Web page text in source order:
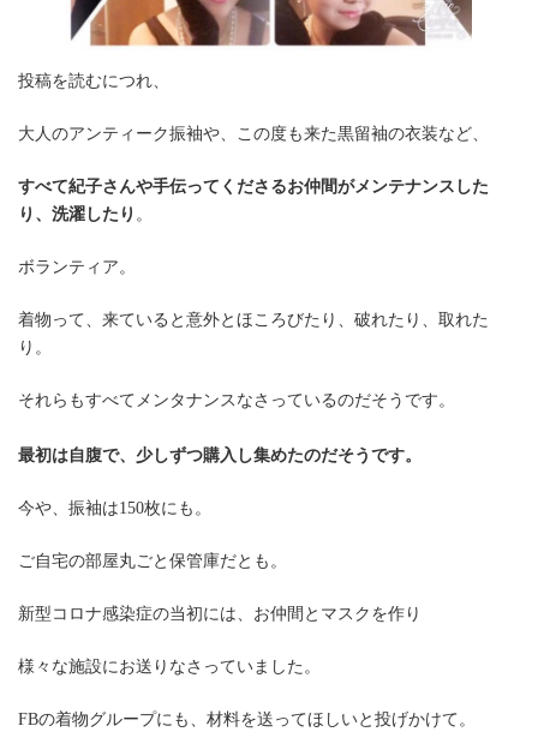
投稿を読むにつれ、
大人のアンティーク振袖や、この度も来た黒留袖の衣装など、
すべて紀子さんや手伝ってくださるお仲間がメンテナンスした
り、洗濯したり 。
ボランティア。
着物って、来ていると意外とほころびたり、破れたり、取れた
り。
それらもすべてメンタナンスなさっているのだそうです。
最初は自腹で、少しずつ購入し集めたのだそうです。
今や、振袖は150枚にも。
ご自宅の部屋丸ごと保管庫だとも。
新型コロナ感染症の当初には、お仲間とマスクを作り
様々な施設にお送りなさっていました。
FBの着物グループにも、材料を送ってほしいと投げかけて。